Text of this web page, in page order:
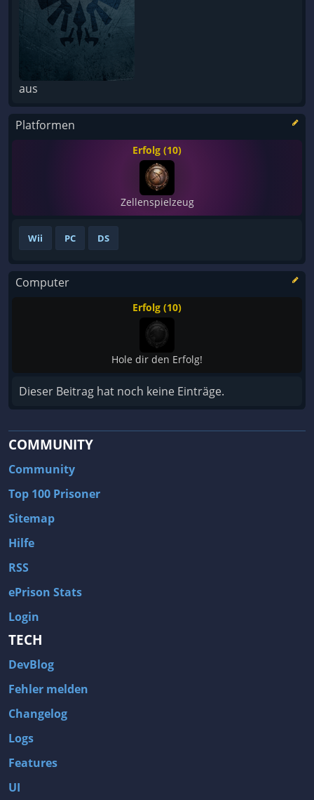
aus
Platformen
Erfolg (10)
Zellenspielzeug
Wii PC DS
Computer
Erfolg (10)
Hole dir den Erfolg!
Dieser Beitrag hat noch keine Einträge.
COMMUNITY
Community
Top 100 Prisoner
Sitemap
Hilfe
RSS
ePrison Stats
Login
TECH
DevBlog
Fehler melden
Changelog
Logs
Features
UI